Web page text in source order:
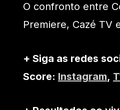
O confronto entre
Premiere, Cazé TV
+ Siga as redes
Score: Instagram,